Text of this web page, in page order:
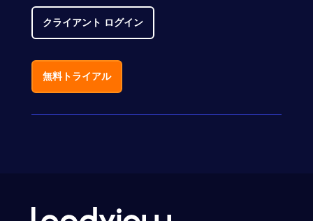
クライアント ログイン
無料トライアル